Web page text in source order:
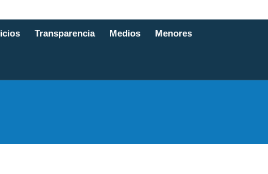
Transparencia Medios
Menores